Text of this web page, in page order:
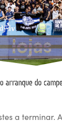
arranque do
a terminar.